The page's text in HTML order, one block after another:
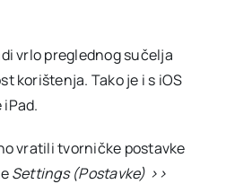
vrlo preglednog sučelja
korištenja. Tako je i s iOS
vratili tvorničke postavke
Settings (Postavke) >>